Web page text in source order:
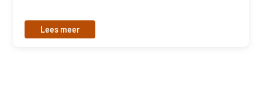
Lees meer